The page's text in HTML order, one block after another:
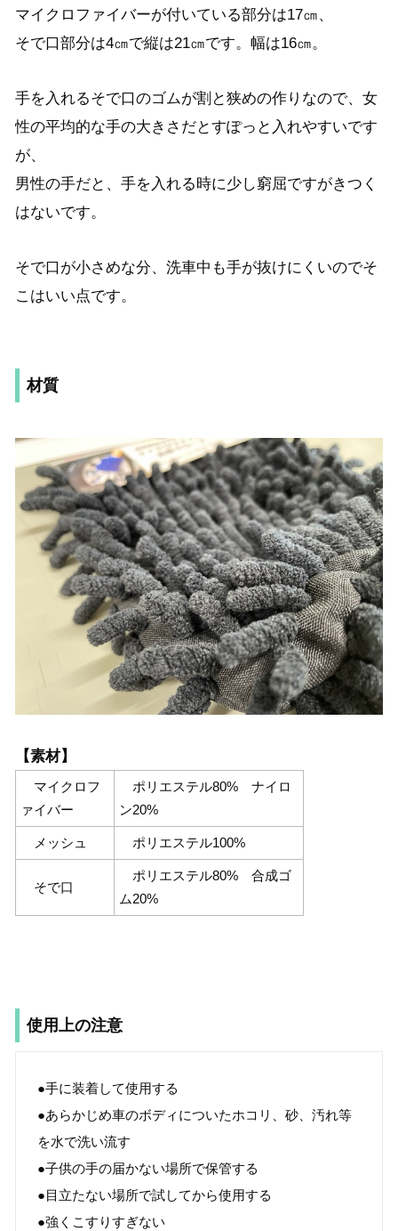
マイクロファイバーが付いている部分は17㎝、
そで口部分は4㎝で縦は21㎝です。 幅は16㎝。
手を入れるそで口のゴムが割と狭めの作りなので、女
性の平均的な手の大きさだとすぽっと入れやすいです
が、
男性の手だと、手を入れる時に少し窮屈ですがきつく
はないです。
そで口が小さめな分、洗車中も手が抜けにくいのでそ
こはいい点です。
材質
【素材】
マイクロフ
ァイバー
ポリエステル80% ナイロ
ン20%
メッシュ ポリエステル100%
そで口
ポリエステル80% 合成ゴ
ム20%
使用上の注意
●手に装着して使用する
●あらかじめ車のボディについたホコリ、砂、汚れ等
を水で洗い流す
●子供の手の届かない場所で保管する
●目立たない場所で試してから使用する
●強くこすりすぎない